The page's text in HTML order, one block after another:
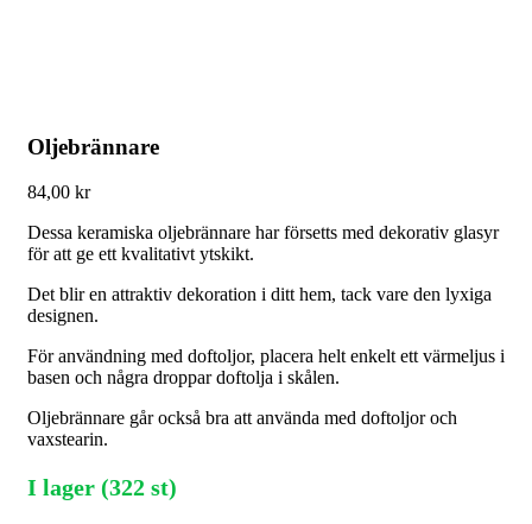
Oljebrännare
84,00 kr
Dessa keramiska oljebrännare har försetts med dekorativ glasyr
för att ge ett kvalitativt ytskikt.
Det blir en attraktiv dekoration i ditt hem, tack vare den lyxiga
designen.
För användning med doftoljor, placera helt enkelt ett värmeljus i
basen och några droppar doftolja i skålen.
Oljebrännare går också bra att använda med doftoljor och
vaxstearin.
I lager (322 st)